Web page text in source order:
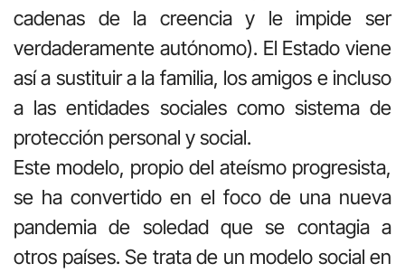
cadenas de la creencia y le impide ser
verdaderamente autónomo). El Estado viene
así a sustituir a la familia, los amigos e incluso
a las entidades sociales como sistema de
protección personal y social.
Este modelo, propio del ateísmo progresista,
se ha convertido en el foco de una nueva
pandemia de soledad que se contagia a
otros países. Se trata de un modelo social en